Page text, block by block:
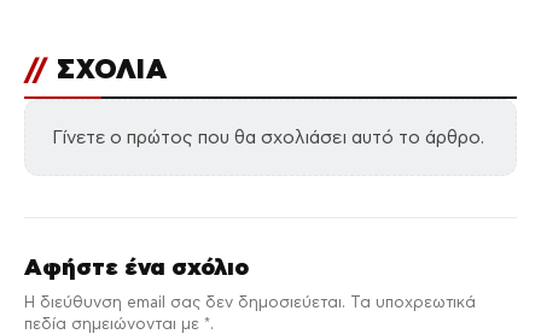
// ΣΧΟΛΙΑ
Γίνετε ο πρώτος που θα σχολιάσει αυτό το άρθρο.
Αφήστε ένα σχόλιο
Η διεύθυνση email σας δεν δημοσιεύεται. Τα υποχρεωτικά
πεδία σημειώνονται με *.